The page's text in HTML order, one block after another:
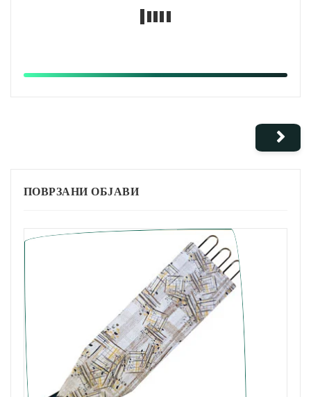
ПОВРЗАНИ ОБЈАВИ